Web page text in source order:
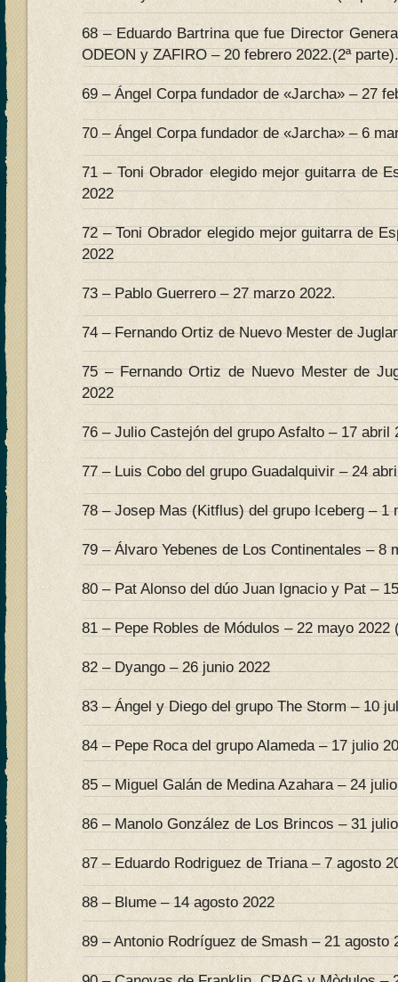
68 – Eduardo Bartrina que fue Director
ODEON y ZAFIRO – 20 febrero 2022.(2ª parte).
69 – Ángel Corpa fundador de «Jarcha» – 27
70 – Ángel Corpa fundador de «Jarcha» – 6
71 – Toni Obrador elegido mejor guitarra de
2022
72 – Toni Obrador elegido mejor guitarra de
2022
73 – Pablo Guerrero – 27 marzo 2022.
74 – Fernando Ortiz de Nuevo Mester de
75 – Fernando Ortiz de Nuevo Mester de
2022
76 – Julio Castejón del grupo Asfalto – 17 abril
77 – Luis Cobo del grupo Guadalquivir – 24
78 – Josep Mas (Kitflus) del grupo Iceberg – 1
79 – Álvaro Yebenes de Los Continentales – 8
80 – Pat Alonso del dúo Juan Ignacio y Pat –
81 – Pepe Robles de Módulos – 22 mayo 2022
82 – Dyango – 26 junio 2022
83 – Ángel y Diego del grupo The Storm – 10
84 – Pepe Roca del grupo Alameda – 17 julio
85 – Miguel Galán de Medina Azahara – 24
86 – Manolo González de Los Brincos – 31
87 – Eduardo Rodriguez de Triana – 7 agosto
88 – Blume – 14 agosto 2022
89 – Antonio Rodríguez de Smash – 21 agosto